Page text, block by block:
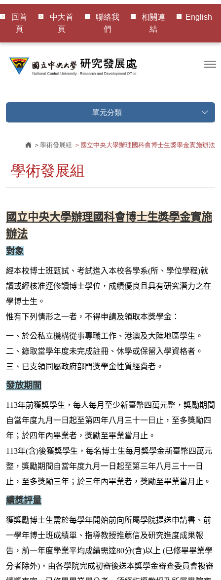
回首
頁
中大首
頁
聯絡我
們
相關連
結
English
單元分類
學術發展組 國立中央大學辦理國科會博士生獎學金實施辦法
學術發展組
國立中央大學辦理國科會博士生獎學金實施
辦法
對象
經本校博士班甄試、考試進入本校各學系(所、學位學程)就
讀或經核准逕修讀博士學位，成績優良且具有研究潛力之在
學博士生。
惟有下列情形之一者，不得申請及領取本獎學金：
一、於公私立機構從事專職工作、港澳及大陸地區學生。
二、錄取當學年度未完成註冊、休學或保留入學資格者。
三、已支領同屬政府部門獎學金性質經費者。
發放期間
113年前獲獎學生，每人每月至少新臺幣四萬元整，獎勵期間
自當年度九月一日起至第四年八月三十一日止，至多獎勵四
年；於四年內畢業者，獎勵至畢業當月止。
113年(含)後獲獎學生，每名博士生每月獎學金新臺幣四萬元
整，獎勵期間自當年度九月一日起至第三年八月三十一日
止，至多獎勵三年；於三年內畢業者，獎勵至畢業當月止。
續獎評量
獲獎勵博士生需於每學年開始前向所屬學院提送申請書、前
一學年博士班成績單、指導教授推薦信及研究進度成果報
告，前一年度學業平均成績需達80分(含)以上 (已修畢畢業學
分者除外)，由各學院完成初審後送本獎學金審查委員會複審